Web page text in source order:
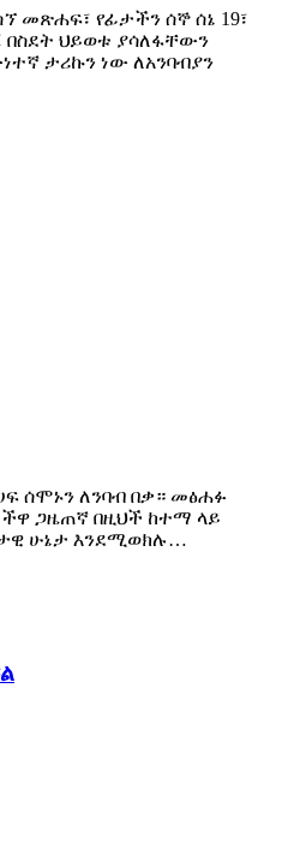
መጽሐፍ፣ የፊታችን ሰኞ ሰኔ 19፣
በስደት ህይወቱ ያሳለፋቸውን
ታሪኩን ነው ለአንባብያን
ሰሞኑን ለንባብ በቃ። መፅሐፉ
ጋዜጠኛ በዚህች ከተማ ላይ
ሁኔታ እንደሚወክሉ…